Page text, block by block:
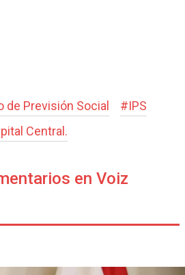
de Previsión Social #IPS
Central.
en Voiz